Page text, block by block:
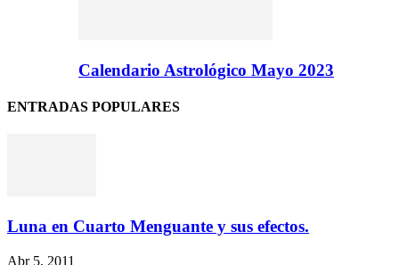
Calendario Astrológico Mayo 2023
ENTRADAS POPULARES
Luna en Cuarto Menguante y sus efectos.
Abr 5, 2011